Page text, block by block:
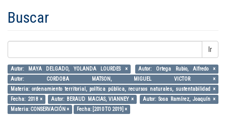
Buscar
Ir
Autor: MAYA DELGADO, YOLANDA LOURDES ×
Autor: Ortega Rubio, Alfredo ×
Autor: CORDOBA MATSON, MIGUEL VICTOR ×
Materia: ordenamiento territorial, política pública, recursos naturales, sustentabilidad ×
Fecha: 2018 ×
Autor: BERAUD MACIAS, VIANNEY ×
Autor: Sosa Ramírez, Joaquín ×
Materia: CONSERVACIÓN ×
Fecha: [2010 TO 2019] ×